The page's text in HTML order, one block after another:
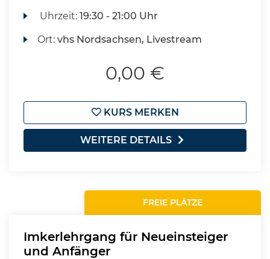
Uhrzeit:19:30 - 21:00 Uhr
Ort:vhs Nordsachsen, Livestream
0,00 €
KURS MERKEN
WEITERE DETAILS
FREIE PLÄTZE
Imkerlehrgang für Neueinsteiger
und Anfänger